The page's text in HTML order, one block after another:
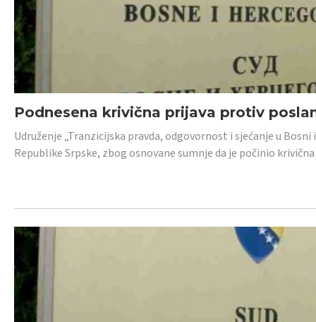
Podnesena krivična prijava protiv
Udruženje „Tranzicijska pravda, odgovornost i sjećanje u
Republike Srpske, zbog osnovane sumnje da je počinio